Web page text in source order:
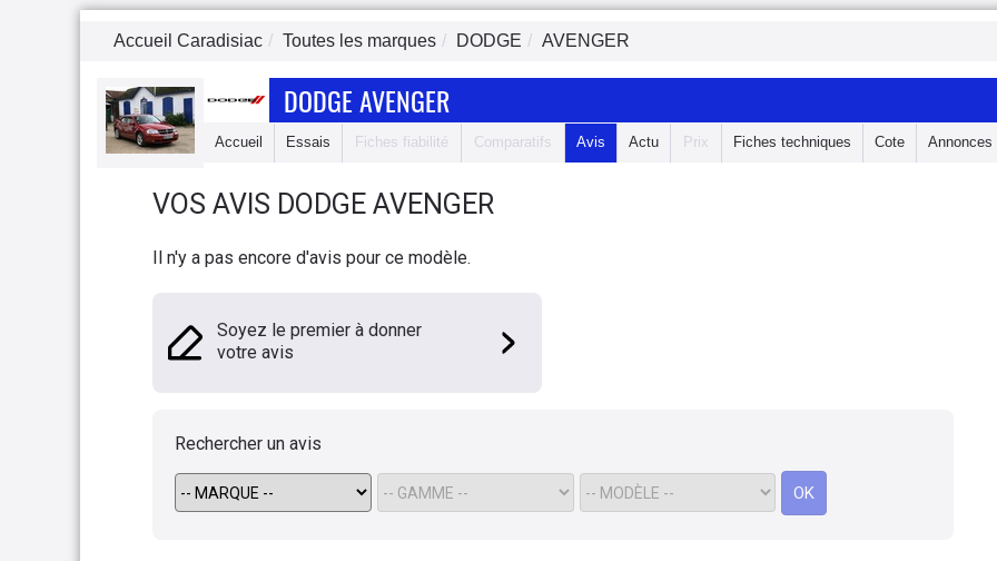
Accueil Caradisiac Toutes les marques DODGE AVENGER
DODGE AVENGER
Accueil Essais Fiches fiabilité Comparatifs Avis Actu Prix Fiches techniques Cote Annonces
VOS AVIS DODGE AVENGER
Il n'y a pas encore d'avis pour ce modèle.
Soyez le premier à donner
votre avis
Rechercher un avis
OK